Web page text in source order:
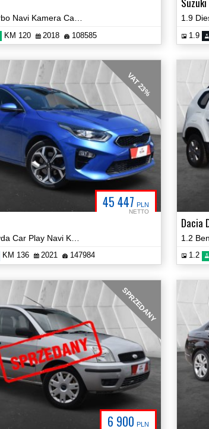
1.0 Benzyna Turbo Navi Kamera Car Play Certyfikat Video!
KM 120 2018 108585 1.9
45 447 PLN
NETTO
VAT 23%
KM 136 2021 147984
Dacia
1.2
6 900 PLN
SPRZEDANY